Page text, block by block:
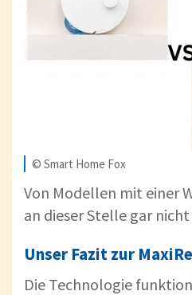
© Smart Home Fox
Von Modellen mit einer
an dieser Stelle gar
Unser Fazit zur
Die Technologie